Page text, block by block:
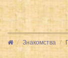
Знакомства